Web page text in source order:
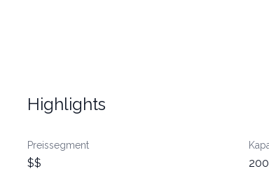
Highlights
Preissegment
$$